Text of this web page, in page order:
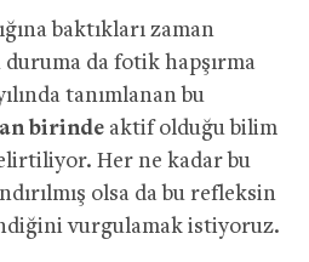
baktıkları zaman
da fotik hapşırma
tanımlanan bu
birinde aktif olduğu bilim
Her ne kadar bu
olsa da bu refleksin
vurgulamak istiyoruz.